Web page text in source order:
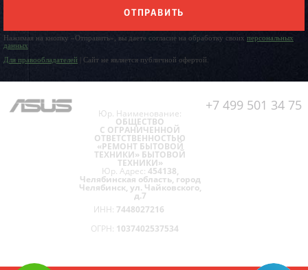
ОТПРАВИТЬ
Нажимая на кнопку «Отправить», вы даете согласие на обработку своих персональных
данных
Для правообладателей | Сайт не является публичной офертой.
+7 499 501 34 75
Юр. Наименование:
ОБЩЕСТВО
С ОГРАНИЧЕННОЙ
ОТВЕТСТВЕННОСТЬЮ
«РЕМОНТ БЫТОВОЙ
ТЕХНИКИ» БЫТОВОЙ
ТЕХНИКИ»
Юр. Адрес: 454138,
Челябинская область, город
Челябинск, ул. Чайковского,
д.7
ИНН: 7448027216
ОГРН: 1037402537534